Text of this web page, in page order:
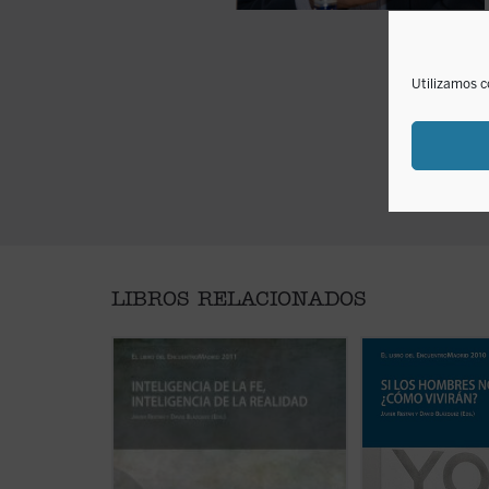
Utilizamos
LIBROS RELACIONADOS
convertido a lo largo de los años,
desde la singularidad de la
de encuentro entre hombres y
convirtiendo a lo
desde la
de encuentro
mujeres